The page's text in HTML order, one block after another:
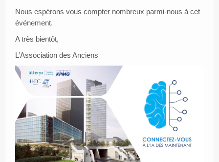
Nous espérons vous compter nombreux parmi-nous à cet
événement.
A très bientôt,
L’Association des Anciens